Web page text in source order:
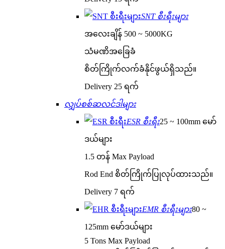
SNT စီးရီးများ
အလေးချိန် 500 ~ 5000KG
သံမဏိအခြေခံ
စိတ်ကြိုက်လက်ခံနိုင်ဖွယ်ရှိသည်။
Delivery 25 ရက်
လျှပ်စစ်ဆလင်ဒါများ
ESR စီးရီး25 ~ 100mm မော်
ဒယ်များ
1.5 တန် Max Payload
Rod End စိတ်ကြိုက်ပြုလုပ်ထားသည်။
Delivery 7 ရက်
EMR စီးရီးများ80 ~
125mm မော်ဒယ်များ
5 Tons Max Payload